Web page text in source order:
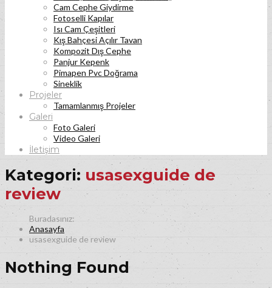
Cam Cephe Giydirme
Fotoselli Kapılar
Isı Cam Çeşitleri
Kış Bahçesi Açılır Tavan
Kompozit Dış Cephe
Panjur Kepenk
Pimapen Pvc Doğrama
Sineklik
Projeler
Tamamlanmış Projeler
Galeri
Foto Galeri
Video Galeri
İletişim
Kategori: usasexguide de
review
Anasayfa
usasexguide de review
Nothing Found